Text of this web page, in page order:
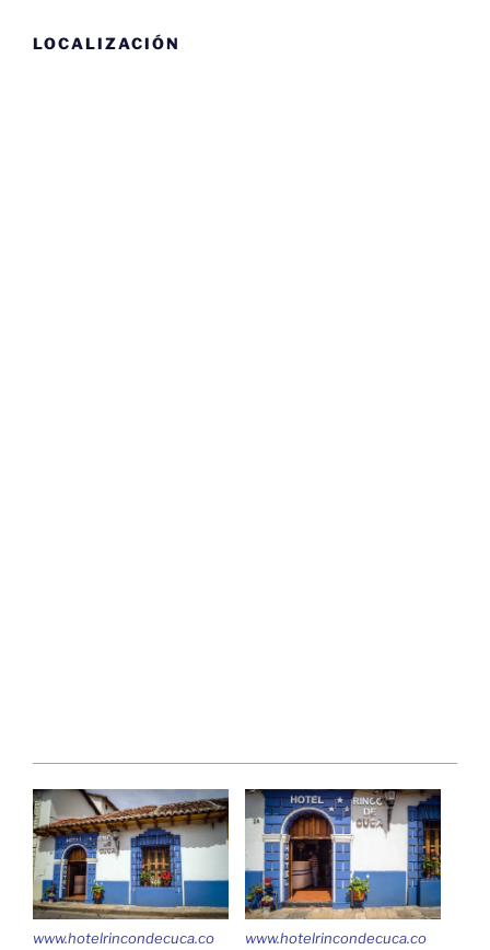
LOCALIZACIÓN
www.hotelrincondecuca.co
www.hotelrincondecuca.co